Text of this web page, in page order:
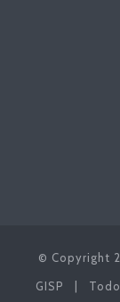
© Copyright
GISP
|